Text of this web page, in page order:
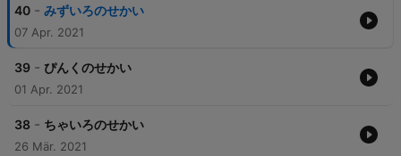
40 - みずいろのせかい
07 Apr. 2021
39 - ぴんくのせかい
01 Apr. 2021
38 - ちゃいろのせかい
26 Mär. 2021